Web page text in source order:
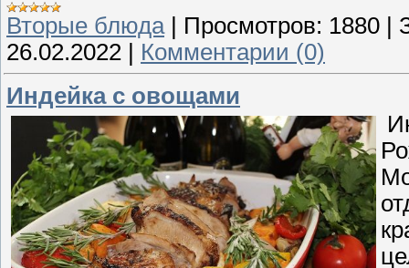
Вторые блюда| Просмотров: 1880
26.02.2022
Комментарии (0)
Индейка с овощами